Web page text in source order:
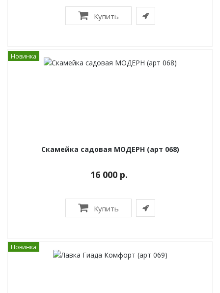
Купить
Новинка
Скамейка садовая МОДЕРН (арт 068)
16 000 р.
Купить
Новинка